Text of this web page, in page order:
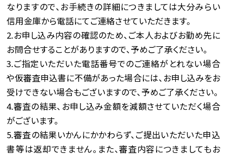
なりますので、お手続きの詳細につきましては大分みらい
信用金庫から電話にてご連絡させていただきます。
2.お申し込み内容の確認のため、ご本人およびお勤め先に
お問合せすることがありますので、予めご了承ください。
3.ご指定いただいた電話番号でのご連絡がとれない場合
や仮審査申込書に不備があった場合には、お申し込みをお
受けできない場合もございますので、予めご了承ください。
4.審査の結果、お申し込み金額を減額させていただく場合
がございます。
5.審査の結果いかんにかかわらず、ご提出いただいた申込
書等は返却できません。また、審査内容につきましてもお